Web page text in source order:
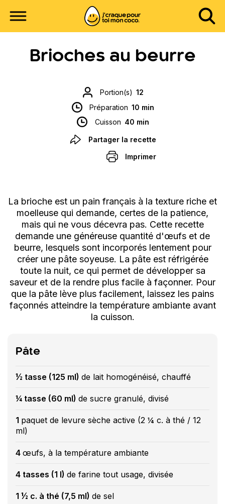
Brioches au beurre
Portion(s) 12
Préparation 10 min
Cuisson 40 min
Partager la recette
Imprimer
La brioche est un pain français à la texture riche et
moelleuse qui demande, certes de la patience,
mais qui ne vous décevra pas. Cette recette
demande une généreuse quantité d'œufs et de
beurre, lesquels sont incorporés lentement pour
créer une pâte soyeuse. La pâte est réfrigérée
toute la nuit, ce qui permet de développer sa
saveur et de la rendre plus facile à façonner. Pour
que la pâte lève plus facilement, laissez les pains
façonnés atteindre la température ambiante avant
la cuisson.
Pâte
½ tasse (125 ml) de lait homogénéisé, chauffé
¼ tasse (60 ml) de sucre granulé, divisé
1 paquet de levure sèche active (2 ¼ c. à thé / 12
ml)
4 œufs, à la température ambiante
4 tasses (1 l) de farine tout usage, divisée
1 ½ c. à thé (7,5 ml) de sel